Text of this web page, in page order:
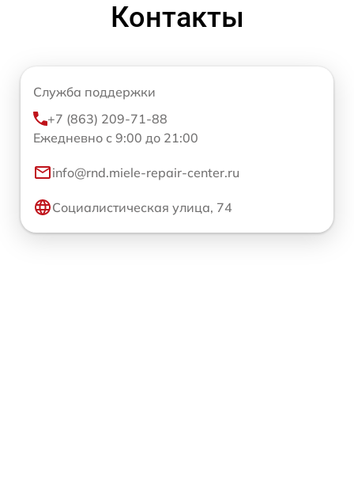
Контакты
Служба поддержки
+7 (863) 209-71-88
Ежедневно с 9:00 до 21:00
info@rnd.miele-repair-center.ru
Социалистическая улица, 74